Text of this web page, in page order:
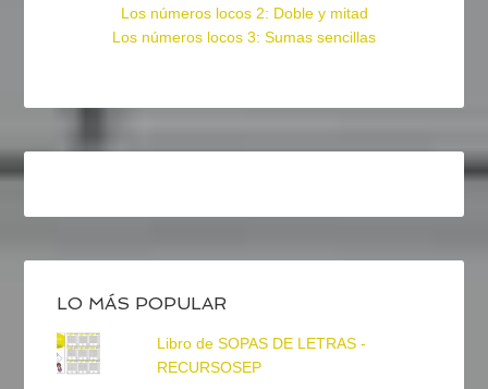
Los números locos 2: Doble y mitad
Los números locos 3: Sumas sencillas
LO MÁS POPULAR
Libro de SOPAS DE LETRAS -
RECURSOSEP